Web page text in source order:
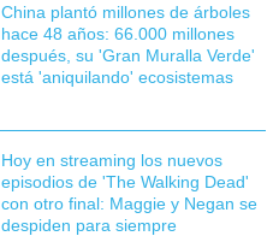
China plantó millones de árboles
hace 48 años: 66.000 millones
después, su 'Gran Muralla Verde'
está 'aniquilando' ecosistemas
Hoy en streaming los nuevos
episodios de 'The Walking Dead'
con otro final: Maggie y Negan se
despiden para siempre